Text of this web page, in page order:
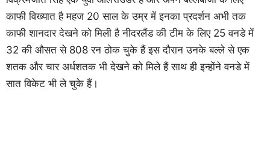
काफी विख्यात है महज 20 साल के उम्र में इनका प्रदर्शन अभी तक
काफी शानदार देखने को मिली है नीदरलैंड की टीम के लिए 25 वनडे में
32 की औसत से 808 रन ठोक चुके हैं इस दौरान उनके बल्ले से एक
शतक और चार अर्धशतक भी देखने को मिले हैं साथ ही इन्होंने वनडे में
सात विकेट भी ले चुके हैं।